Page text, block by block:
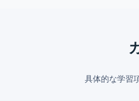
具体的な学習